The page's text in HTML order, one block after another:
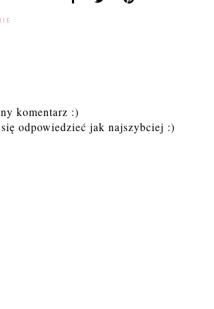
komentarz :)
odpowiedzieć jak najszybciej :)